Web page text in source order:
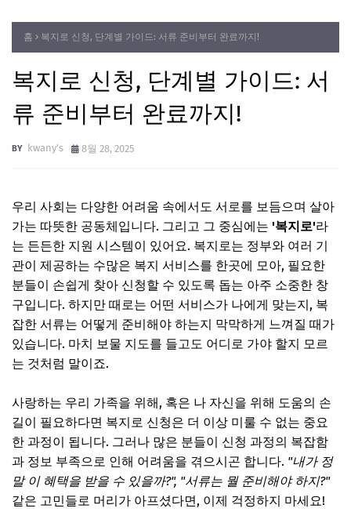
홈 복지로 신청, 단계별 가이드: 서류 준비부터 완료까지!
복지로 신청, 단계별 가이드: 서
류 준비부터 완료까지!
kwany's 8월 28, 2025
우리 사회는 다양한 어려움 속에서도 서로를 보듬으며 살아
가는 따뜻한 공동체입니다. 그리고 그 중심에는 '복지로'라
는 든든한 지원 시스템이 있어요. 복지로는 정부와 여러 기
관이 제공하는 수많은 복지 서비스를 한곳에 모아, 필요한
분들이 손쉽게 찾아 신청할 수 있도록 돕는 아주 소중한 창
구입니다. 하지만 때로는 어떤 서비스가 나에게 맞는지, 복
잡한 서류는 어떻게 준비해야 하는지 막막하게 느껴질 때가
있습니다. 마치 보물 지도를 들고도 어디로 가야 할지 모르
는 것처럼 말이죠.
사랑하는 우리 가족을 위해, 혹은 나 자신을 위해 도움의 손
길이 필요하다면 복지로 신청은 더 이상 미룰 수 없는 중요
한 과정이 됩니다. 그러나 많은 분들이 신청 과정의 복잡함
과 정보 부족으로 인해 어려움을 겪으시곤 합니다. "내가 정
말 이 혜택을 받을 수 있을까?", "서류는 뭘 준비해야 하지?"
같은 고민들로 머리가 아프셨다면, 이제 걱정하지 마세요!